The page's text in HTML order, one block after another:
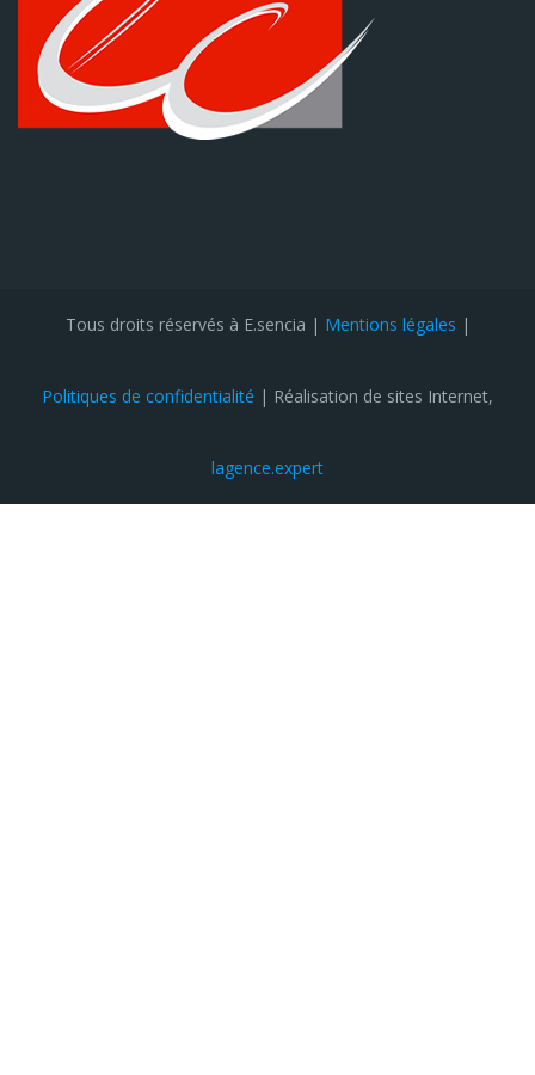
Tous droits réservés à E.sencia | Mentions légales |
Politiques de confidentialité | Réalisation de sites Internet,
lagence.expert